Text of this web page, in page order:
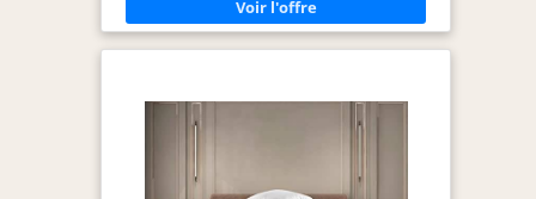
avec un soutien jusqu’à 110 kg pour les matelas
une personne et 230 kg pour les matelas deux
qu'il est agréable à utiliser. INSTALLATION SIMPLE :
forme se déploient facilement et reprennent leur